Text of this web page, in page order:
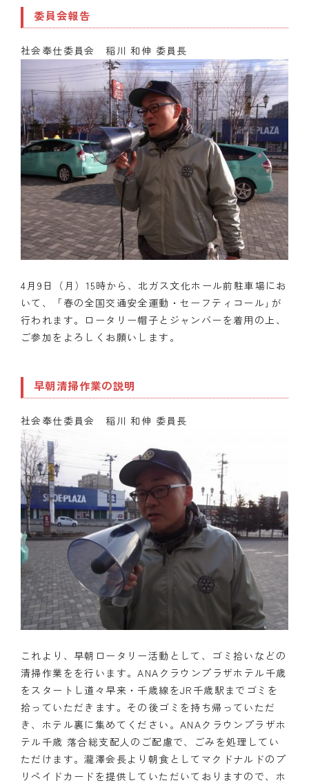
委員会報告
社会奉仕委員会 稲川 和伸 委員長
4月9日（月）15時から、北ガス文化ホール前駐車場にお
いて、「春の全国交通安全運動・セーフティコール｣が
行われます。
ロータリー帽子と ジャンバー を着用の上、
ご参加をよろしくお願い します。
早朝清掃作業の説明
社会奉仕委員会 稲川 和伸 委員長
こ れ より、 早朝ロータリー活動として、 ゴミ拾いなどの
清掃作業をを行います。ANAクラ ウンプラザホテル千歳
をスタートし道々早来・千歳線をJR千歳駅までゴミを
拾っていただきます。 その後ゴミを持ち帰っていただ
き、ホテル裏に集めてください。ANAクラ ウンプラザホ
テル千歳 落合総支配人のご配慮で、 ごみを処理してい
ただけます。瀧澤会長より朝食としてマクドナルドのプ
リペイドカードを提供していただ いておりますので、ホ